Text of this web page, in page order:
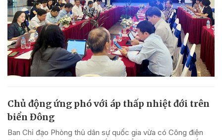
Chủ động ứng phó với áp thấp nhiệt đới trên
biển Đông
Ban Chỉ đạo Phòng thủ dân sự quốc gia vừa có Công điện